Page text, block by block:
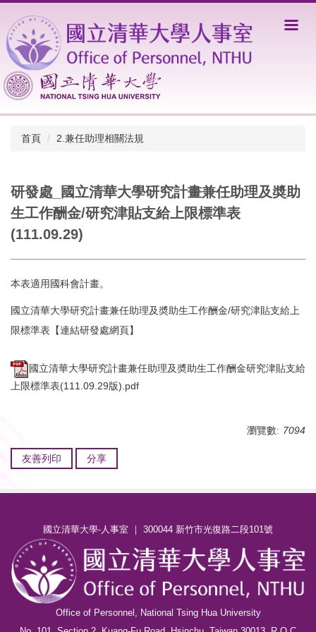
到
主
要
內
容
區
首頁 2.兼任助理相關法規
研發處_國立清華大學研究計畫兼任助理及奬助
生工作酬金/研究津貼支給上限標準表
(111.09.29)
本表適用國科會計畫。
國立清華大學研究計畫兼任助理及奬助生工作酬金/研究津貼支給上
限標準表【連結研發處網頁】
國立清華大學研究計畫兼任助理及奬助生工作酬金研究津貼支給
上限標準表(111.09.29版).pdf
瀏覽數: 7094
友善列印 分享
國立清華大學-人事室 ｜ 300044 新竹市光復路二段101號
Office of Personnel, National Tsing Hua University